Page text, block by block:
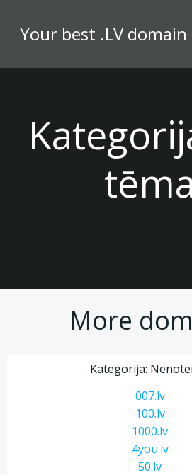
Your best .LV domain
More
Kategorija:
007.lv
100.lv
1000.lv
4you.lv
50.lv